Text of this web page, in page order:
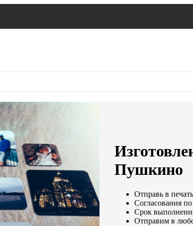
Пушкино
Отправь в
Согласования
Срок
Отправим в